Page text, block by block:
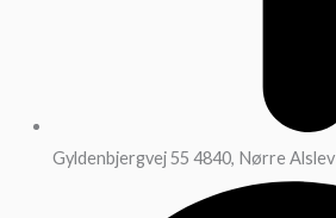
Gyldenbjergvej 55 4840, Nørre Alslev